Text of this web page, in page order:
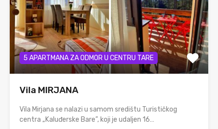
5 APARTMANA ZA ODMOR U CENTRU TARE
Vila MIRJANA
Vila Mirjana se nalazi u samom središtu Turističkog
centra „Kaluđerske Bare”, koji je udaljen 16…